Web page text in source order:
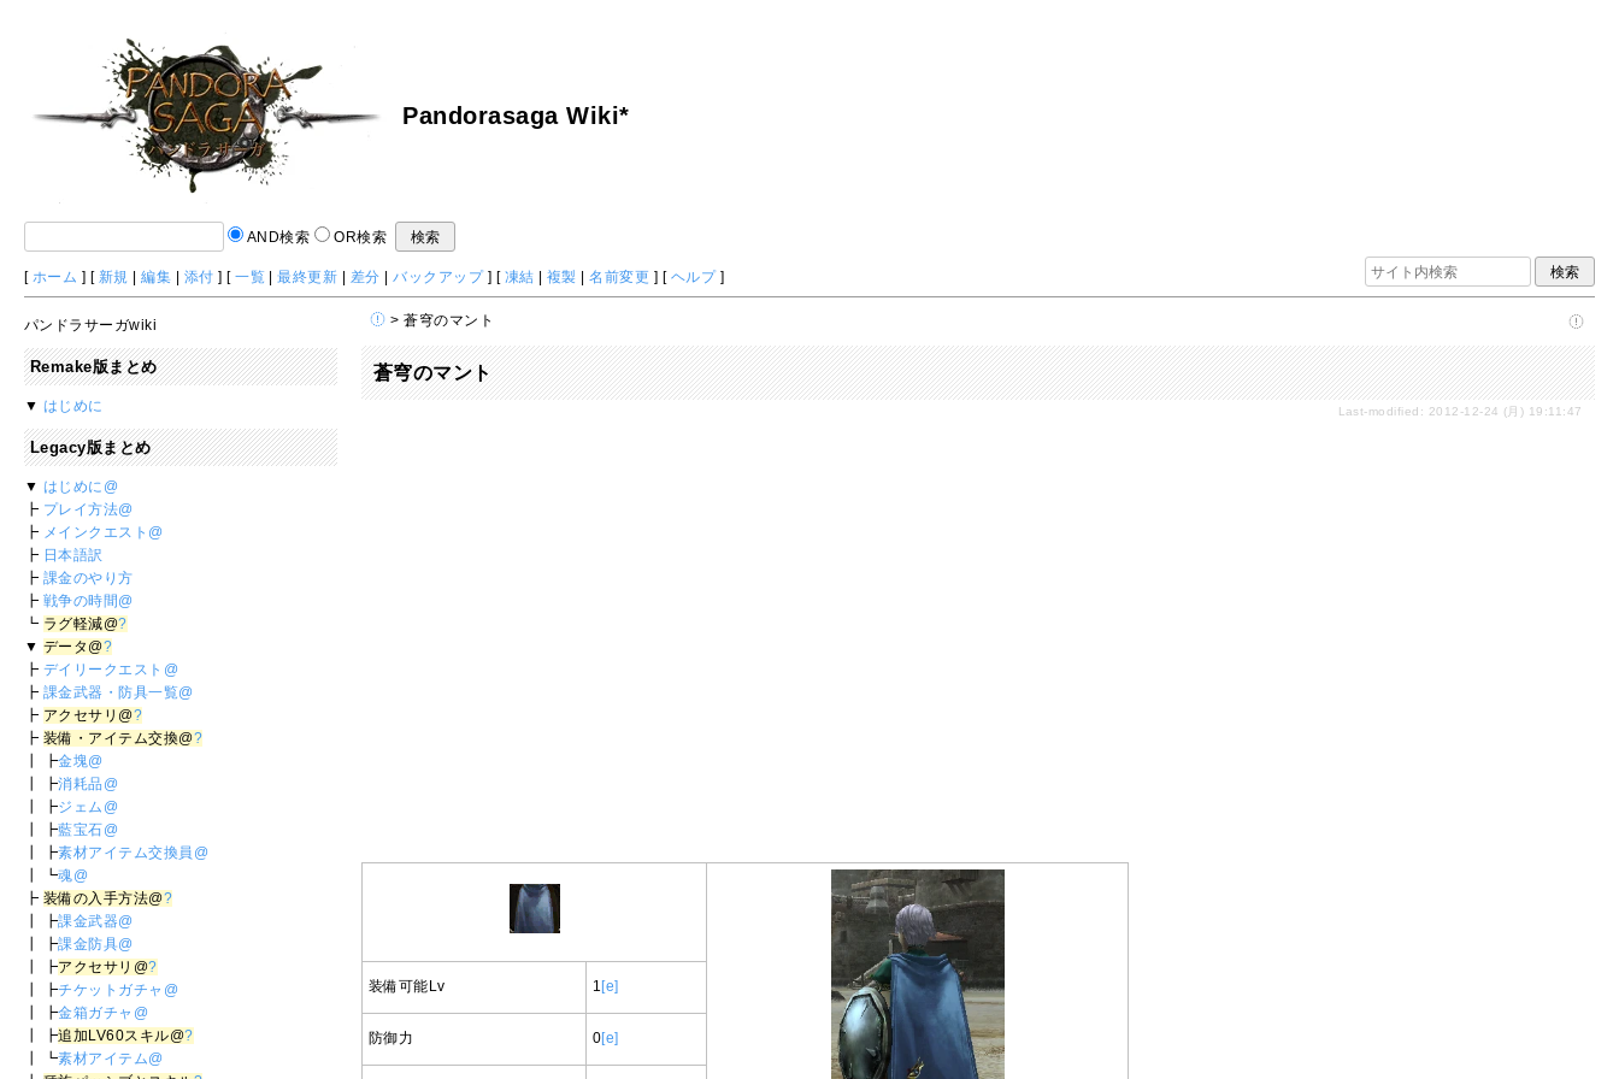
Pandorasaga Wiki*
AND検索 OR検索
[ ホーム ] [ 新規 |編集 添付 ] [一覧 |最終更新 差分 |バックアップ] [ 凍結 複製 |名前変更 ] [ ヘルプ]
> 蒼穹のマント
蒼穹のマント
Last-modified: 2012-12-24 (月) 19:11:47
装備可能Lv 1 [e]
防御力 0[e]
パンドラサーガwiki
Remake版まとめ
▼ はじめに
Legacy版まとめ
▼ はじめに@
┣ プレイ方法@
┣ メインクエスト@
┣ 日本語訳
┣ 課金のやり方
┣ 戦争の時間@
┗ ラグ軽減@?
▼ データ@?
┣ デイリークエスト@
┣ 課金武器・防具一覧@
┣ アクセサリ@?
┣ 装備・アイテム交換@?
┃ ┣金塊@
┃ ┣消耗品@
┃ ┣ジェム@
┃ ┣藍宝石@
┃ ┣素材アイテム交換員@
┃ ┗魂@
┣ 装備の入手方法@?
┃ ┣課金武器@
┃ ┣課金防具@
┃ ┣アクセサリ@?
┃ ┣チケットガチャ@
┃ ┣金箱ガチャ@
┃ ┣追加LV60スキル@?
┃ ┗素材アイテム@